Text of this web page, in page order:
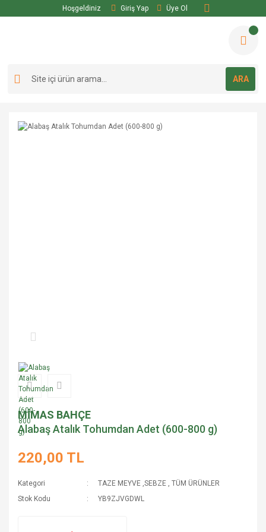
Hoşgeldiniz Giriş Yap Üye Ol
ARA
MİMAS BAHÇE
Alabaş Atalık Tohumdan Adet (600-800 g)
220,00 TL
Kategori TAZE MEYVE ,SEBZE ,TÜM ÜRÜNLER
Stok Kodu
YB9ZJVGDWL